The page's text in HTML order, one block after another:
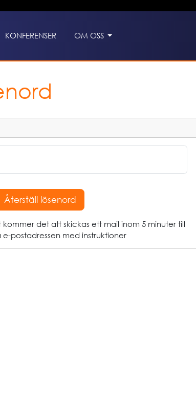
KONFERENSER OM OSS
det att skickas ett mail inom 5 minuter till
postadressen med instruktioner